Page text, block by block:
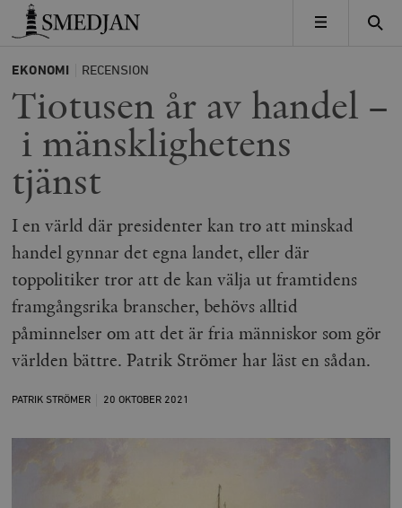
Timbro
MENY
EKONOMI RECENSION
Tiotusen år av handel –
i mänsklighetens
tjänst
I en värld där presidenter kan tro att minskad
handel gynnar det egna landet, eller där
toppolitiker tror att de kan välja ut framtidens
framgångsrika branscher, behövs alltid
påminnelser om att det är fria människor som gör
världen bättre. Patrik Strömer har läst en sådan.
PATRIK STRÖMER 20 OKTOBER 2021